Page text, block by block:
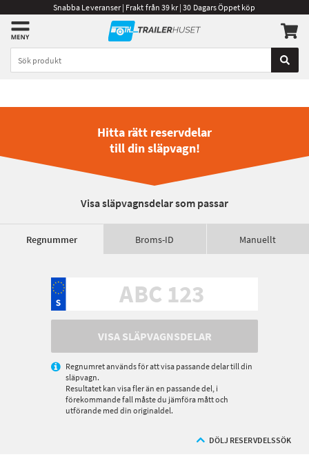
Snabba Leveranser | Frakt från 39 kr | 30 Dagars Öppet köp
Hitta rätt reservdelar
till din släpvagn!
Visa släpvagnsdelar som passar
Regnummer Broms-ID Manuellt
VISA SLÄPVAGNSDELAR
Regnumret används för att visa passande delar till din
släpvagn.
Resultatet kan visa fler än en passande del, i
förekommande fall måste du jämföra mått och
utförande med din originaldel.
DÖLJ RESERVDELSSÖK